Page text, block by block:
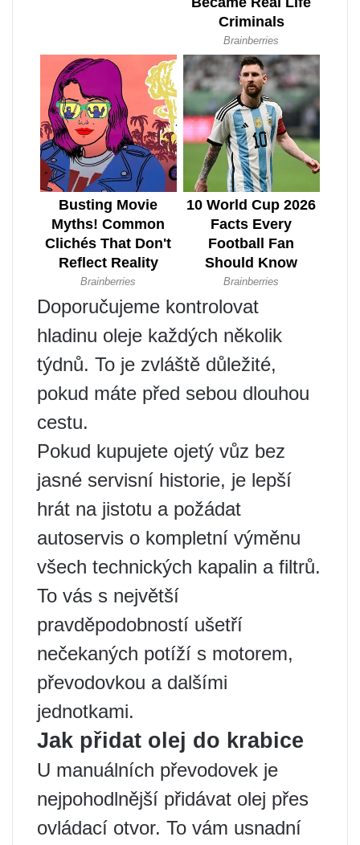
Doporučujeme kontrolovat
hladinu oleje každých několik
týdnů. To je zvláště důležité,
pokud máte před sebou dlouhou
cestu.
Pokud kupujete ojetý vůz bez
jasné servisní historie, je lepší
hrát na jistotu a požádat
autoservis o kompletní výměnu
všech technických kapalin a filtrů.
To vás s největší
pravděpodobností ušetří
nečekaných potíží s motorem,
převodovkou a dalšími
jednotkami.
Jak přidat olej do krabice
U manuálních převodovek je
nejpohodlnější přidávat olej přes
ovládací otvor. To vám usnadní